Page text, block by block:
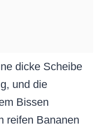
dicke Scheibe
und die
Bissen
reifen Bananen